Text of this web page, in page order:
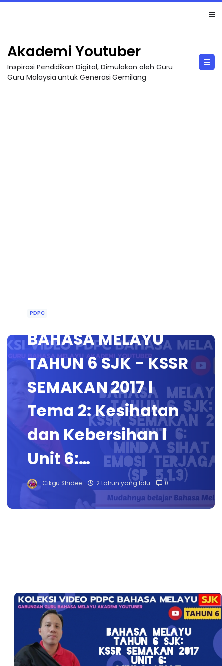
Akademi Youtuber
Inspirasi Pendidikan Digital, Dimulakan oleh Guru-
Guru Malaysia untuk Generasi Gemilang
PDPC
BAHASA MELAYU
TAHUN 6 SJK - KSSR
SEMAKAN 2017 l
Tema 2: Kesihatan
dan Kebersihan l
Unit 6:…
Cikgu Shidee 2 tahun yang lalu 0